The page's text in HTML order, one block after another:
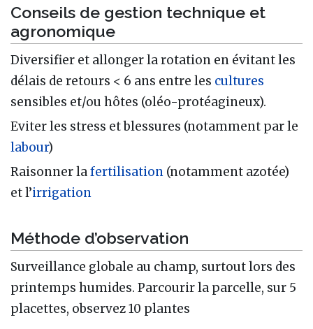
Conseils de gestion technique et
agronomique
Diversifier et allonger la rotation en évitant les
délais de retours < 6 ans entre les cultures
sensibles et/ou hôtes (oléo-protéagineux).
Eviter les stress et blessures (notamment par le
labour)
Raisonner lafertilisation (notamment azotée)
et l’irrigation
Méthode d’observation
Surveillance globale au champ, surtout lors des
printemps humides. Parcourir la parcelle, sur 5
placettes, observez 10 plantes